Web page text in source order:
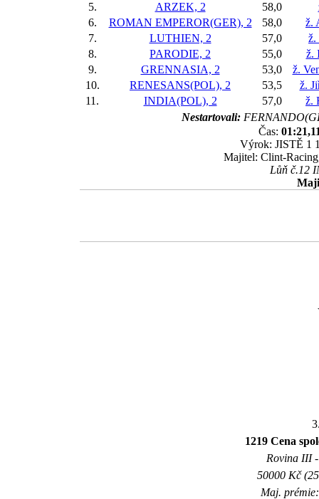
5.
ARZEK, 2 58,0
6.
ROMAN EMPEROR(GER), 2 58,0
ž.
7.
LUTHIEN, 2 57,0
ž.
8.
PARODIE, 2 55,0
ž.
9.
GRENNASIA, 2 53,0
ž.
10.
RENESANS(POL), 2 53,5
ž.
11.
INDIA(POL), 2 57,0
ž.
Nestartovali:
Čas:
Výrok: JISTĚ 1
Majitel: Clint-
Lůň č.12
1219 Cena
Rovina III
50000 Kč
Maj.